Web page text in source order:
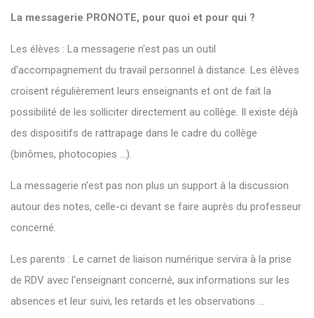
La messagerie PRONOTE, pour quoi et pour qui ?
Les élèves : La messagerie n'est pas un outil
d'accompagnement du travail personnel à distance. Les élèves
croisent régulièrement leurs enseignants et ont de fait la
possibilité de les solliciter directement au collège. Il existe déjà
des dispositifs de rattrapage dans le cadre du collège
(binômes, photocopies ...).
La messagerie n'est pas non plus un support à la discussion
autour des notes, celle-ci devant se faire auprès du professeur
concerné.
Les parents : Le carnet de liaison numérique servira à la prise
de RDV avec l'enseignant concerné, aux informations sur les
absences et leur suivi, les retards et les observations ...